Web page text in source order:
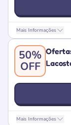
Mais Informações
50%
OFF
Mais Informações